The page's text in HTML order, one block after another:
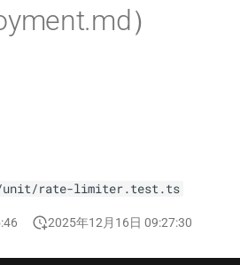
）
unit/rate-limiter.test.ts
2025年12月16日 09:27:30